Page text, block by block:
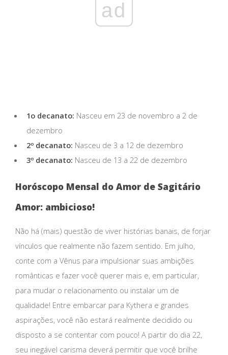
ad
1o decanato: Nasceu em 23 de novembro a 2 de
dezembro
2º decanato: Nasceu de 3 a 12 de dezembro
3º decanato: Nasceu de 13 a 22 de dezembro
Horóscopo Mensal do Amor de Sagitário
Amor: ambicioso!
Não há (mais) questão de viver histórias banais, de forjar
vínculos que realmente não fazem sentido. Em julho,
conte com a Vênus para impulsionar suas ambições
românticas e fazer você querer mais e, em particular,
para mudar o relacionamento ou instalar um de
qualidade! Entre embarcar para Kythera e grandes
aspirações, você não estará realmente decidido ou
disposto a se contentar com pouco! A partir do dia 22,
seu inegável carisma deverá permitir que você brilhe